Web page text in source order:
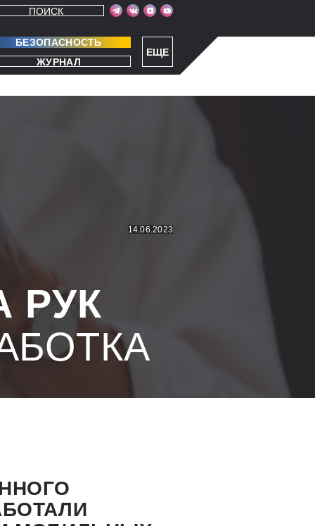
ЕЩЕ
ПОИСК
БЕЗОПАСНОСТЬ
ЖУРНАЛ
14.06.2023
РУК